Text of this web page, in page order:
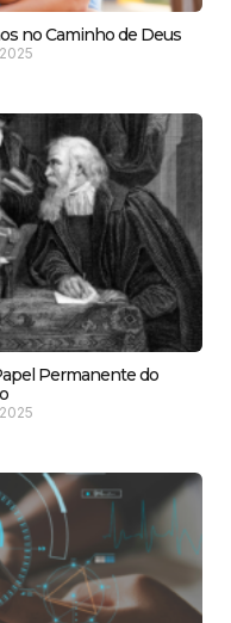
no Caminho de Deus
Permanente do